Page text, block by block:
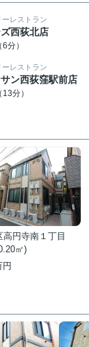
ーレストラン
西荻北店
分）
ーレストラン
ン西荻窪駅前店
分）
高円寺南１丁目
㎡)
円